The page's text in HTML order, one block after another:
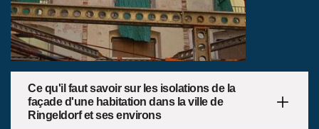
Ce qu'il faut savoir sur les isolations de la
façade d'une habitation dans la ville de
Ringeldorf et ses environs